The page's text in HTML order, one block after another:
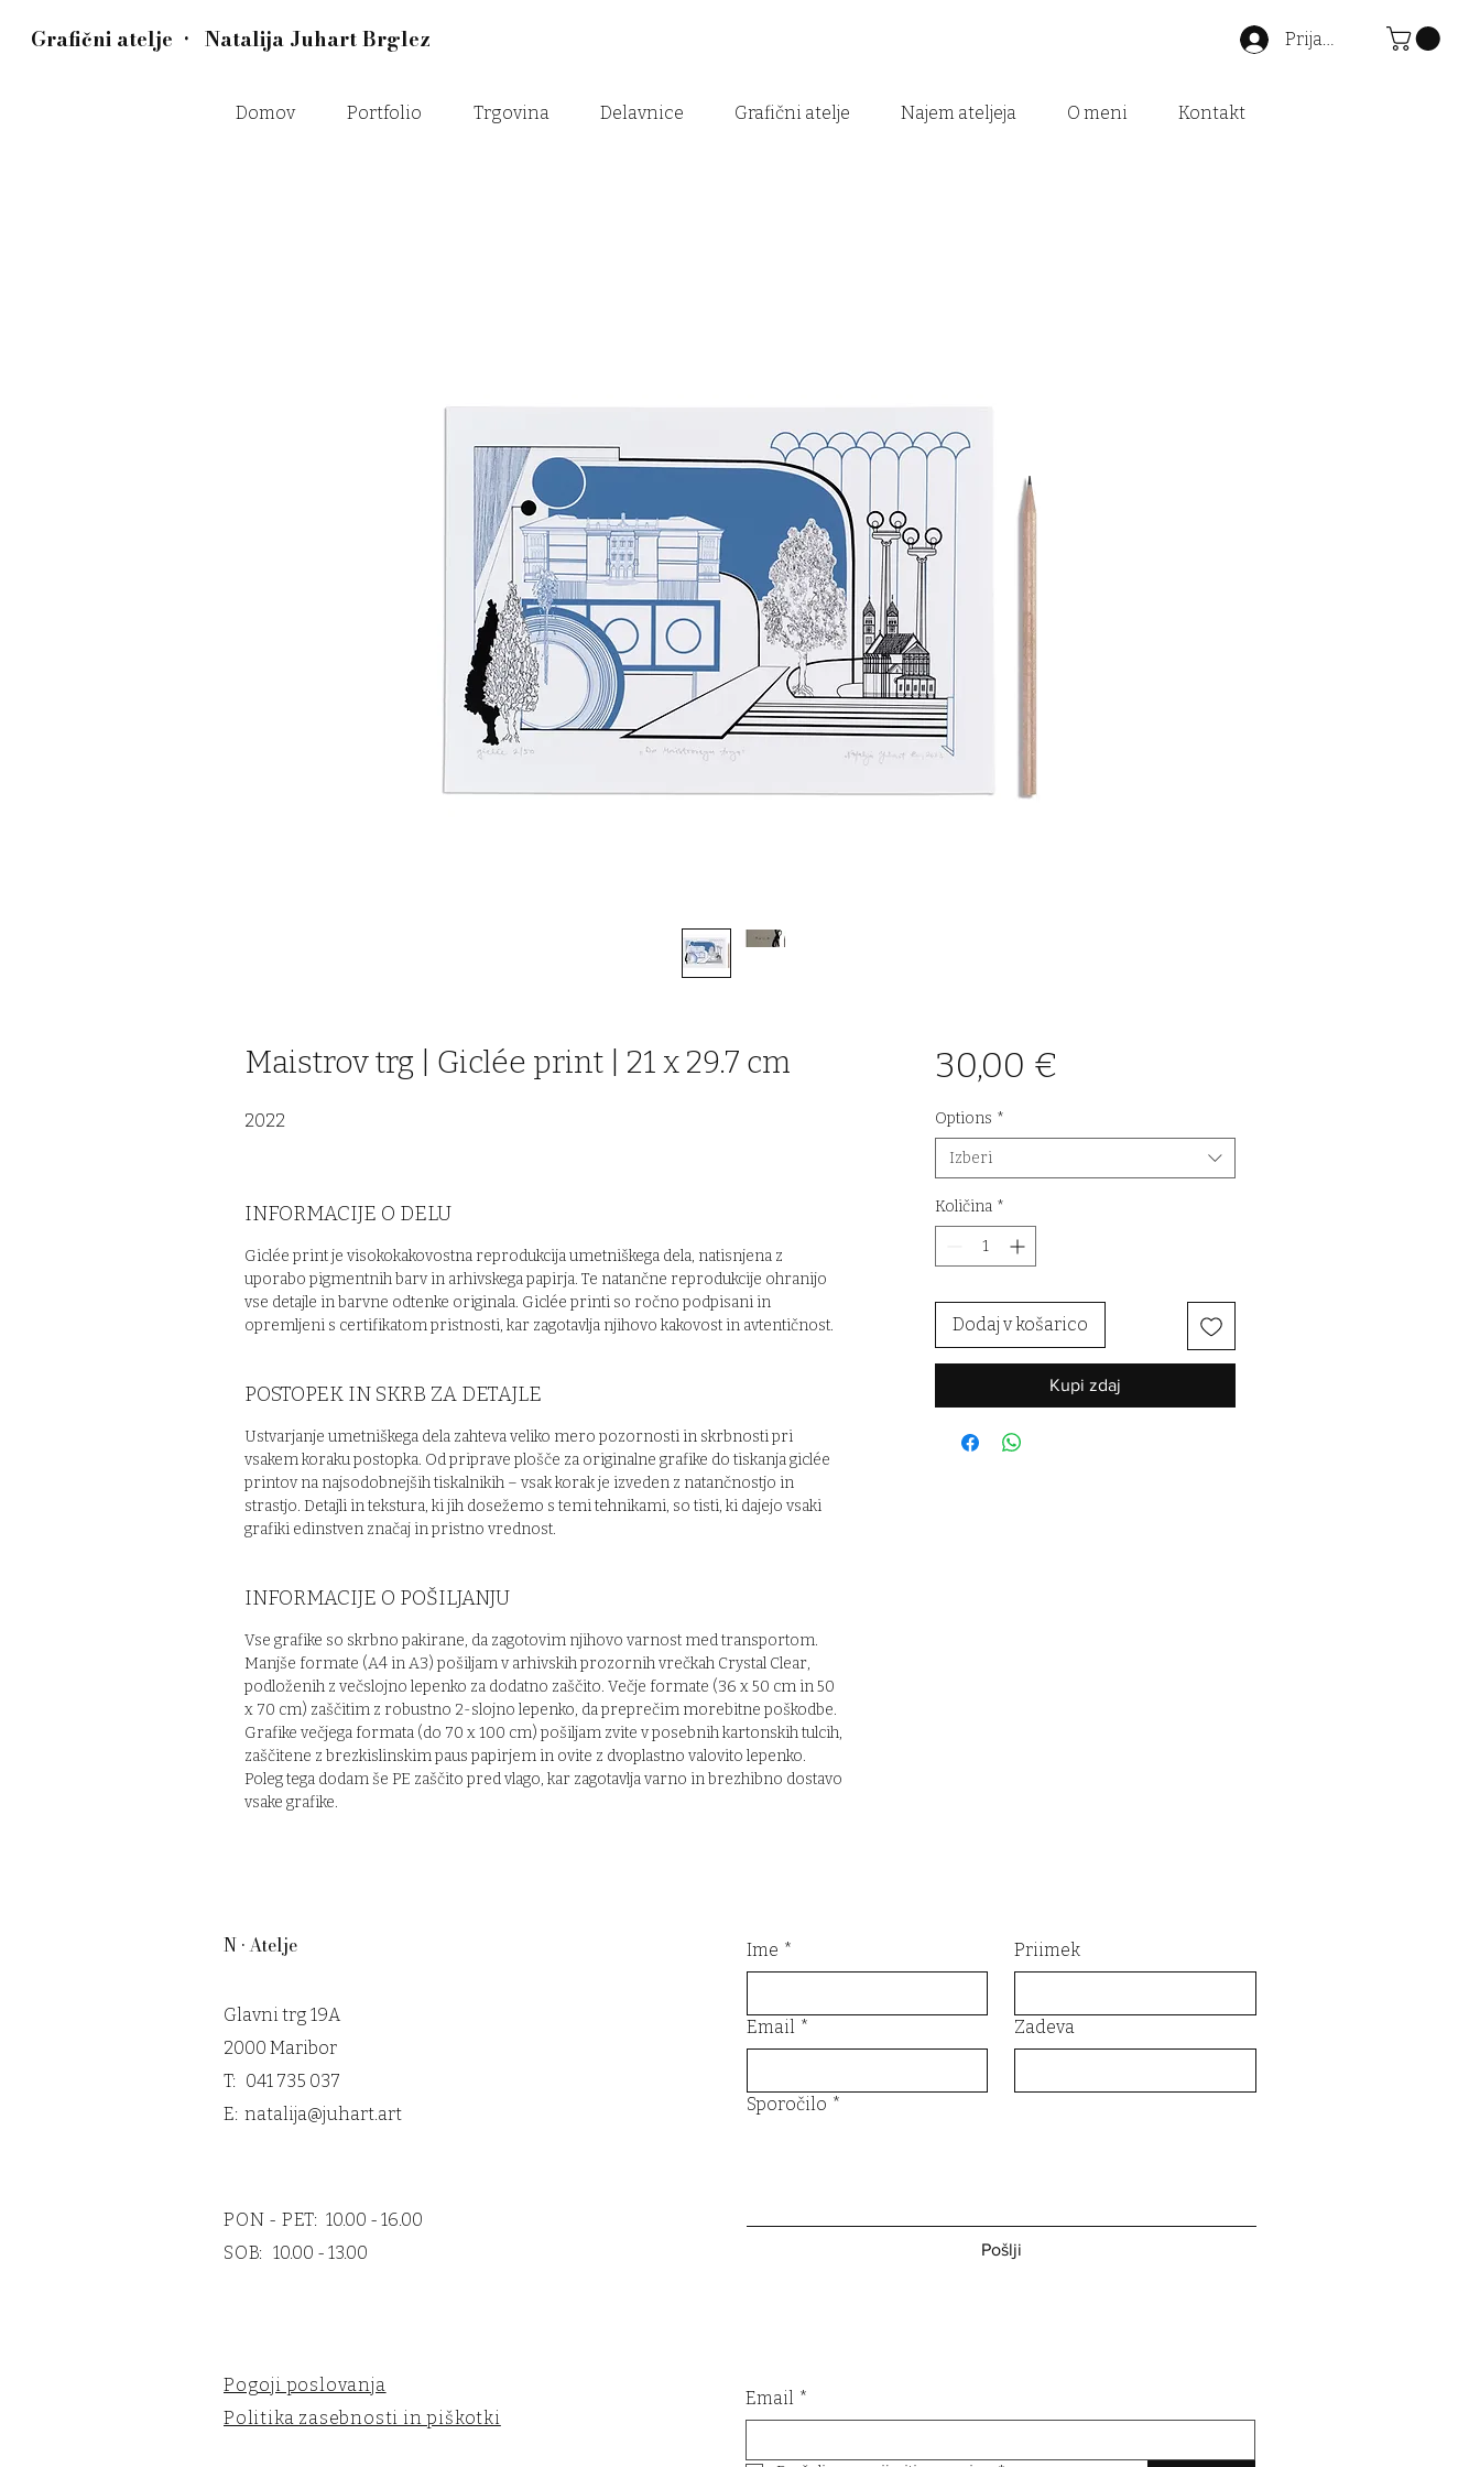
Grafični atelje • Natalija Juhart Brglez Prijava
Domov Portfolio Trgovina Delavnice Grafični atelje Najem ateljeja O meni Kontakt
Maistrov trg | Giclée print | 21 x 29.7 cm
2022
INFORMACIJE O DELU
Giclée print je visokokakovostna reprodukcija umetniškega dela, natisnjena z
uporabo pigmentnih barv in arhivskega papirja. Te natančne reprodukcije ohranijo
vse detajle in barvne odtenke originala. Giclée printi so ročno podpisani in
opremljeni s certifikatom pristnosti, kar zagotavlja njihovo kakovost in avtentičnost.
POSTOPEK IN SKRB ZA DETAJLE
Ustvarjanje umetniškega dela zahteva veliko mero pozornosti in skrbnosti pri
vsakem koraku postopka. Od priprave plošče za originalne grafike do tiskanja giclée
printov na najsodobnejših tiskalnikih – vsak korak je izveden z natančnostjo in
strastjo. Detajli in tekstura, ki jih dosežemo s temi tehnikami, so tisti, ki dajejo vsaki
grafiki edinstven značaj in pristno vrednost.
INFORMACIJE O POŠILJANJU
Vse grafike so skrbno pakirane, da zagotovim njihovo varnost med transportom.
Manjše formate (A4 in A3) pošiljam v arhivskih prozornih vrečkah Crystal Clear,
podloženih z večslojno lepenko za dodatno zaščito. Večje formate (36 x 50 cm in 50
x 70 cm) zaščitim z robustno 2-slojno lepenko, da preprečim morebitne poškodbe.
Grafike večjega formata (do 70 x 100 cm) pošiljam zvite v posebnih kartonskih tulcih,
zaščitene z brezkislinskim paus papirjem in ovite z dvoplastno valovito lepenko.
Poleg tega dodam še PE zaščito pred vlago, kar zagotavlja varno in brezhibno dostavo
vsake grafike.
30,00 €
Options *
Izberi
Količina *
Dodaj v košarico
Kupi zdaj
N • Atelje
Glavni trg 19A
2000 Maribor
T: 041 735 037
E: natalija@juhart.art
PON - PET: 10.00 - 16.00
SOB: 10.00 - 13.00
Pogoji poslovanja
Politika zasebnosti in piškotki
Ime * Priimek
Email * Zadeva
Sporočilo *
Pošlji
Email *